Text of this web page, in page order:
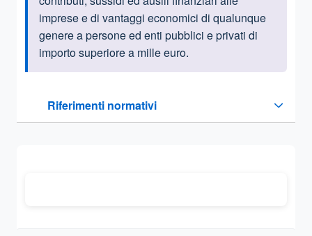
imprese e di vantaggi economici di qualunque
genere a persone ed enti pubblici e privati di
importo superiore a mille euro.
Riferimenti normativi
Sezione compressa